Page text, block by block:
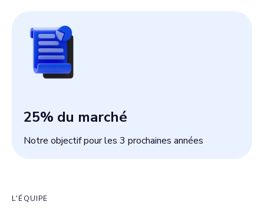
25% du marché
Notre objectif pour les 3 prochaines années
L'ÉQUIPE